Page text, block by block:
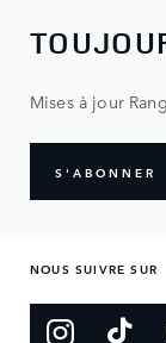
Mises à jour
S'ABONNER
NOUS SUIVRE SUR